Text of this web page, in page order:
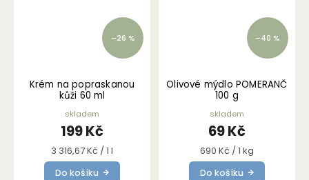
–26 %
Krém na popraskanou
kůži 60 ml
skladem
199 Kč
Měrná
cena:
3 316,67 Kč / 1 l
Do košíku
–40 %
Olivové mýdlo POMERANČ
100 g
skladem
69 Kč
Měrná
cena:
690 Kč / 1 kg
Do košíku